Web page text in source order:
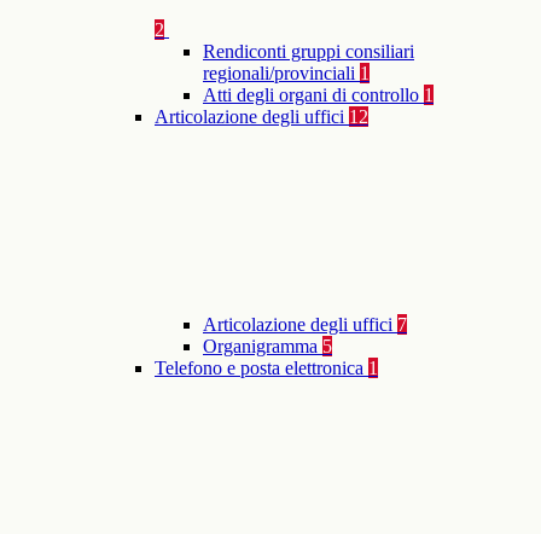
2
Rendiconti gruppi consiliari
regionali/provinciali 1
Atti degli organi di controllo 1
Articolazione degli uffici 12
Articolazione degli uffici 7
Organigramma 5
Telefono e posta elettronica 1